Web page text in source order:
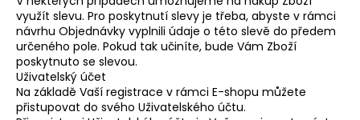
využít slevu. Pro poskytnutí slevy je třeba, abyste v rámci
návrhu Objednávky vyplnili údaje o této slevě do předem
určeného pole. Pokud tak učiníte, bude Vám Zboží
poskytnuto se slevou.
Uživatelský účet
Na základě Vaší registrace v rámci E-shopu můžete
přistupovat do svého Uživatelského účtu.